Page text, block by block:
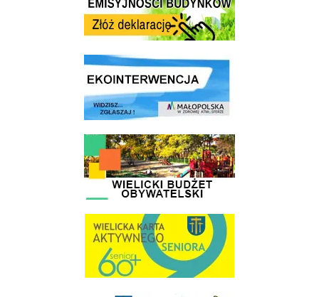
link do strony ekointerwencja dot.- powietrza
link do strony - Wielicki Budżet Obywatelski
link do strony Wielicka Karta Aktywnego Seniora